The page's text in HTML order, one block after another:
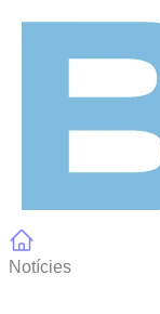
Notícies